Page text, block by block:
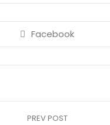
Facebook
PREV POST